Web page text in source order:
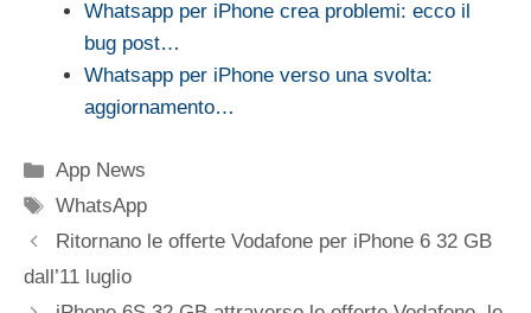
Whatsapp per iPhone crea problemi: ecco il
bug post…
Whatsapp per iPhone verso una svolta:
aggiornamento…
Categorie
App News
Tag
WhatsApp
Ritornano le offerte Vodafone per iPhone 6 32 GB
dall’11 luglio